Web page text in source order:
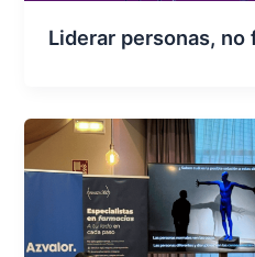
Liderar personas, no